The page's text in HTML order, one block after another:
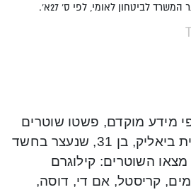
לביטחון לאומי, לפי ס' 27א'.
מידע מוקדם, פשטו שוטרים
לדירתו של תושב קריית ביאליק, בן 31, שנעצר בחשד
השוטרים: קילוגרם
17 בולי סמים, קריסטל, אם די, דוסה,